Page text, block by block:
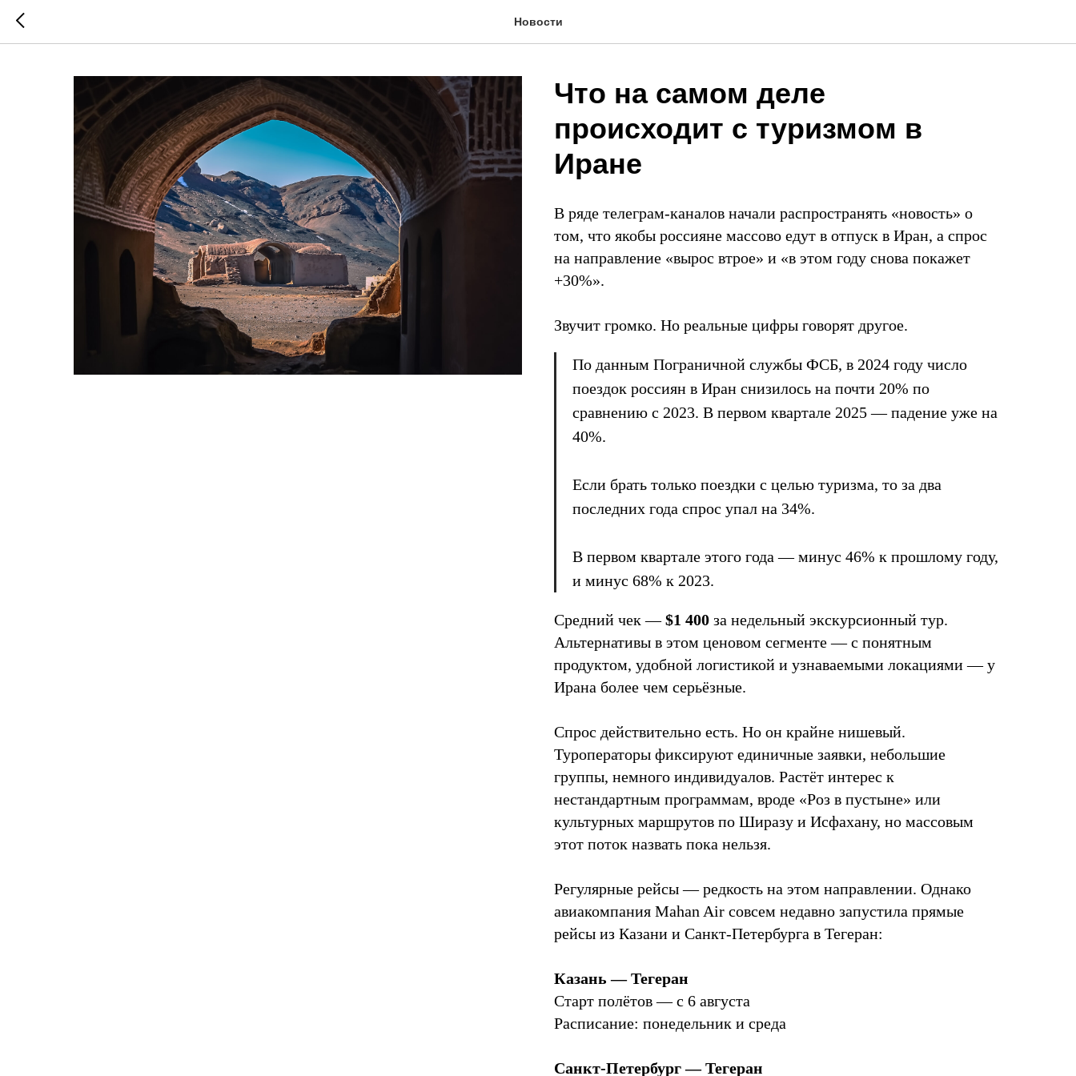
Новости
Что на самом деле
происходит с туризмом в
Иране
В ряде телеграм-каналов начали распространять «новость» о
том, что якобы россияне массово едут в отпуск в Иран, а спрос
на направление «вырос втрое» и «в этом году снова покажет
+30%».
Звучит громко. Но реальные цифры говорят другое.
По данным Пограничной службы ФСБ, в 2024 году число
поездок россиян в Иран снизилось на почти 20% по
сравнению с 2023. В первом квартале 2025 — падение уже на
40%.
Если брать только поездки с целью туризма, то за два
последних года спрос упал на 34%.
В первом квартале этого года — минус 46% к прошлому году,
и минус 68% к 2023.
Средний чек —$1 400 за недельный экскурсионный тур.
Альтернативы в этом ценовом сегменте — с понятным
продуктом, удобной логистикой и узнаваемыми локациями — у
Ирана более чем серьёзные.
Спрос действительно есть. Но он крайне нишевый.
Туроператоры фиксируют единичные заявки, небольшие
группы, немного индивидуалов. Растёт интерес к
нестандартным программам, вроде «Роз в пустыне» или
культурных маршрутов по Ширазу и Исфахану, но массовым
этот поток назвать пока нельзя.
Регулярные рейсы — редкость на этом направлении. Однако
авиакомпания Mahan Air совсем недавно запустила прямые
рейсы из Казани и Санкт-Петербурга в Тегеран:
Казань — Тегеран
Старт полётов — с 6 августа
Расписание: понедельник и среда
Санкт-Петербург — Тегеран